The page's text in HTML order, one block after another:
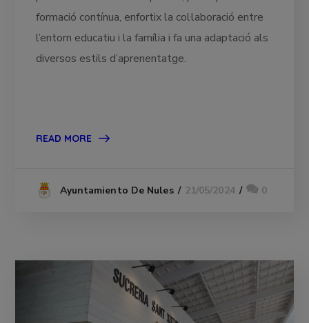
formació contínua, enfortix la col·laboració entre
l’entorn educatiu i la família i fa una adaptació als
diversos estils d’aprenentatge.
READ MORE
Ayuntamiento De Nules 21/05/2024 0